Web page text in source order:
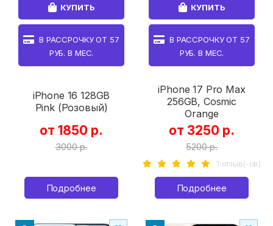
КУПИТЬ
В РАССРОЧКУ ОТ 57
РУБ. В МЕС.
iPhone 16 128GB
Pink (Розовый)
от 1850 р.
3000 р.
Подробнее
КУПИТЬ
В РАССРОЧКУ ОТ 57
РУБ. В МЕС.
iPhone 17 Pro Max
256GB, Cosmic
Orange
от 3250 р.
5200 р.
1 отзыв(-ов)
Подробнее